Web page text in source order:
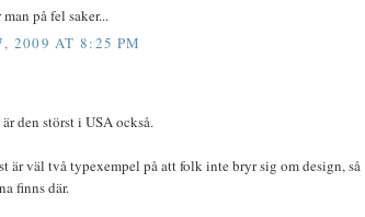
på fel saker...
2009 AT 8:25 PM
den störst i USA också.
är väl två typexempel på att folk inte bryr sig om design, så
finns där.